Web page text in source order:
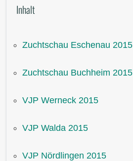
Inhalt
Zuchtschau Eschenau 2015
Zuchtschau Buchheim 2015
VJP Werneck 2015
VJP Walda 2015
VJP Nördlingen 2015